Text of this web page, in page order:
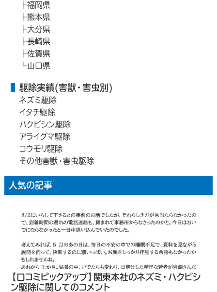
福岡県
熊本県
大分県
長崎県
佐賀県
山口県
駆除実績(害獣・害虫別)
ネズミ駆除
イタチ駆除
ハクビシン駆除
アライグマ駆除
コウモリ駆除
その他害獣・害虫駆除
人気の記事
【口コミピックアップ】関東本社のネズミ・ハクビシ
ン駆除に関してのコメント